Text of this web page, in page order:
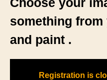
something
and paint .
Registration is